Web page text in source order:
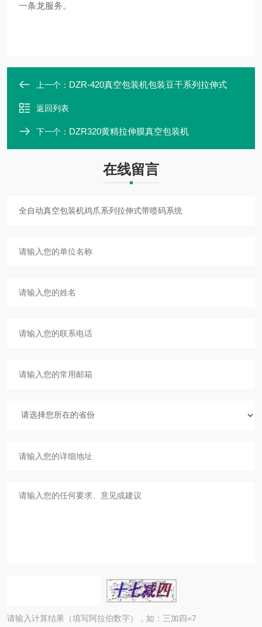
一条龙服务。
上一个： DZR-420真空包装机包装豆干系列拉伸式
返回列表
下一个： DZR320黄精拉伸膜真空包装机
在线留言
请输入计算结果（填写阿拉伯数字），如：三加四=7